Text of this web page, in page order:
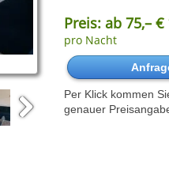
Preis: ab 75,–
pro Nacht
Per Klick kommen
genauer